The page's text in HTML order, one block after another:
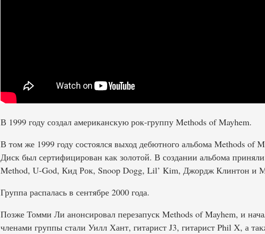
В 1999 году создал американскую рок-группу Methods of Mayhem.
В том же 1999 году состоялся выход дебютного альбома Methods of
Диск был сертифицирован как золотой. В создании альбома
Method, U-God, Кид Рок, Snoop Dogg, Lil’ Kim, Джордж Клинтон и
Группа распалась в сентябре 2000 года.
Позже Томми Ли анонсировал перезапуск Methods of Mayhem, и
членами группы стали Уилл Хант, гитарист J3, гитарист Phil X, а